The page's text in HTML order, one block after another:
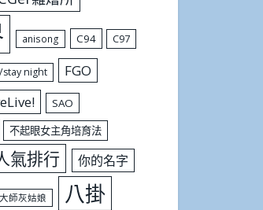
anisong C94 C97
stay night FGO
SAO
不起眼女主角培育法
氣排行 你的名字
師灰姑娘 八掛